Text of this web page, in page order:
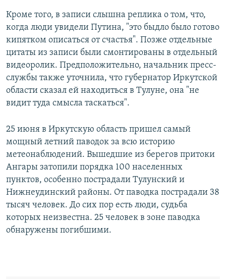
Кроме того, в записи слышна реплика о том, что,
когда люди увидели Путина, "это быдло было готово
кипятком описаться от счастья". Позже отдельные
цитаты из записи были смонтированы в отдельный
видеоролик. Предположительно, начальник пресс-
службы также уточнила, что губернатор Иркутской
области сказал ей находиться в Тулуне, она "не
видит туда смысла таскаться".
25 июня в Иркутскую область пришел самый
мощный летний паводок за всю историю
метеонаблюдений. Вышедшие из берегов притоки
Ангары затопили порядка 100 населенных
пунктов, особенно пострадали Тулунский и
Нижнеудинский районы. От паводка пострадали 38
тысяч человек. До сих пор есть люди, судьба
которых неизвестна. 25 человек в зоне паводка
обнаружены погибшими.​